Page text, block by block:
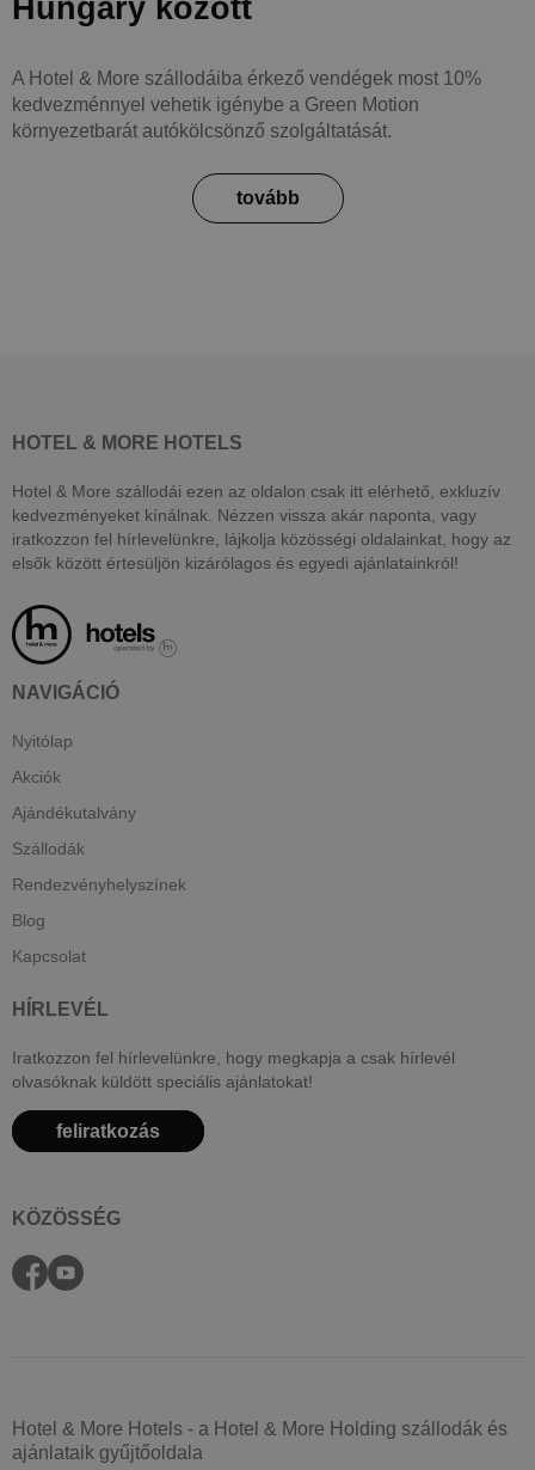
Hungary között
A Hotel & More szállodáiba érkező vendégek most 10%
kedvezménnyel vehetik igénybe a Green Motion
környezetbarát autókölcsönző szolgáltatását.
tovább
HOTEL & MORE HOTELS
Hotel & More szállodái ezen az oldalon csak itt elérhető, exkluzív
kedvezményeket kínálnak. Nézzen vissza akár naponta, vagy
iratkozzon fel hírlevelünkre, lájkolja közösségi oldalainkat, hogy az
elsők között értesüljön kizárólagos és egyedi ajánlatainkról!
NAVIGÁCIÓ
Nyitólap
Akciók
Ajándékutalvány
Szállodák
Rendezvényhelyszínek
Blog
Kapcsolat
HÍRLEVÉL
Iratkozzon fel hírlevelünkre, hogy megkapja a csak hírlevél
olvasóknak küldött speciális ajánlatokat!
feliratkozás
KÖZÖSSÉG
Hotel & More Hotels - a Hotel & More Holding szállodák és
ajánlataik gyűjtőoldala